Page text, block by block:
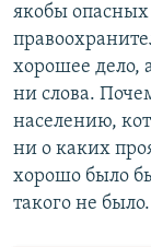
якобы опасных
хорошее дело,
ни слова.
населению,
ни о каких
хорошо было
такого не